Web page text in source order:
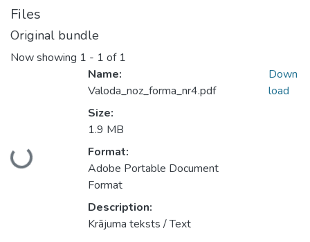
Files
Original bundle
Now showing 1 - 1 of 1
Loading...
Name:
Valoda_noz_forma_nr4.pdf
Size:
1.9 MB
Format:
Adobe Portable Document
Format
Description:
Krājuma teksts / Text
Down
load